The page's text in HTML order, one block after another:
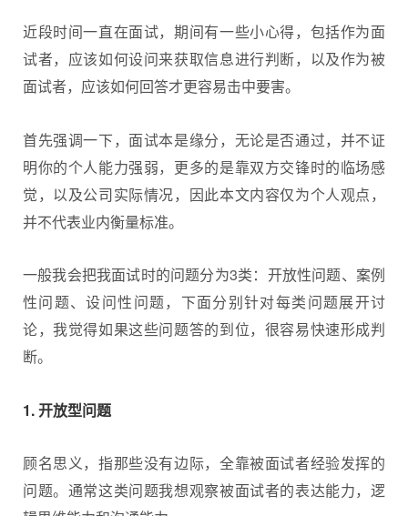
近段时间一直在面试，期间有一些小心得，包括作为面
试者，应该如何设问来获取信息进行判断，以及作为被
面试者，应该如何回答才更容易击中要害。
首先强调一下，面试本是缘分，无论是否通过，并不证
明你的个人能力强弱，更多的是靠双方交锋时的临场感
觉，以及公司实际情况，因此本文内容仅为个人观点，
并不代表业内衡量标准。
一般我会把我面试时的问题分为3类：开放性问题、案例
性问题、设问性问题，下面分别针对每类问题展开讨
论，我觉得如果这些问题答的到位，很容易快速形成判
断。
1. 开放型问题
顾名思义，指那些没有边际，全靠被面试者经验发挥的
问题。通常这类问题我想观察被面试者的表达能力，逻